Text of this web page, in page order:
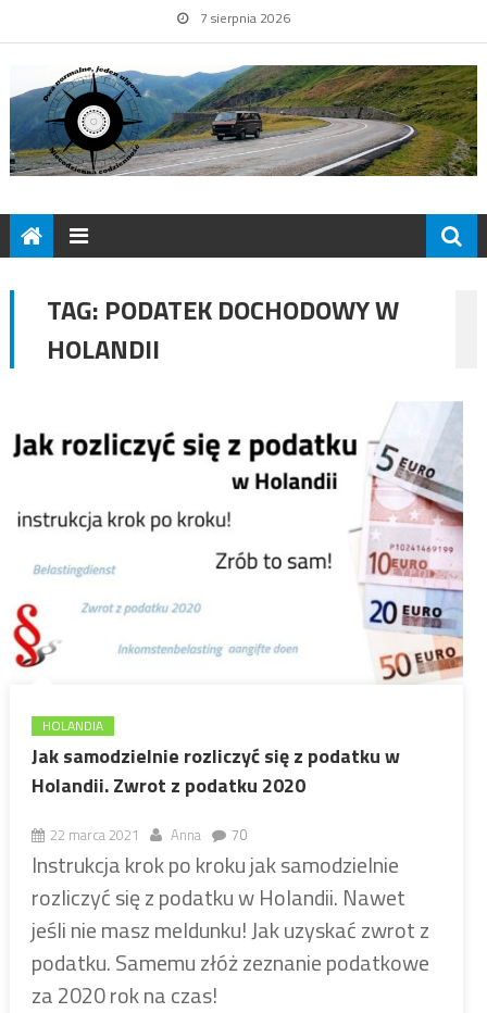
7 sierpnia 2026
TAG: PODATEK DOCHODOWY W
HOLANDII
HOLANDIA
Jak samodzielnie rozliczyć się z podatku w
Holandii. Zwrot z podatku 2020
22 marca 2021 Anna 70
Instrukcja krok po kroku jak samodzielnie
rozliczyć się z podatku w Holandii. Nawet
jeśli nie masz meldunku! Jak uzyskać zwrot z
podatku. Samemu złóż zeznanie podatkowe
za 2020 rok na czas!